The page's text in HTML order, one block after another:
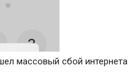
массовый сбой интернета